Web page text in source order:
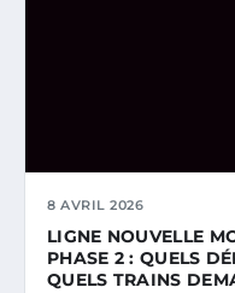
8 AVRIL 2026
LIGNE NOUVELLE
PHASE 2 : QUELS
QUELS TRAINS